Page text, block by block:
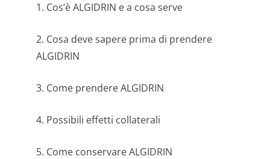
1. Cos’è ALGIDRIN e a cosa serve
2. Cosa deve sapere prima di prendere
ALGIDRIN
3. Come prendere ALGIDRIN
4. Possibili effetti collaterali
5. Come conservare ALGIDRIN